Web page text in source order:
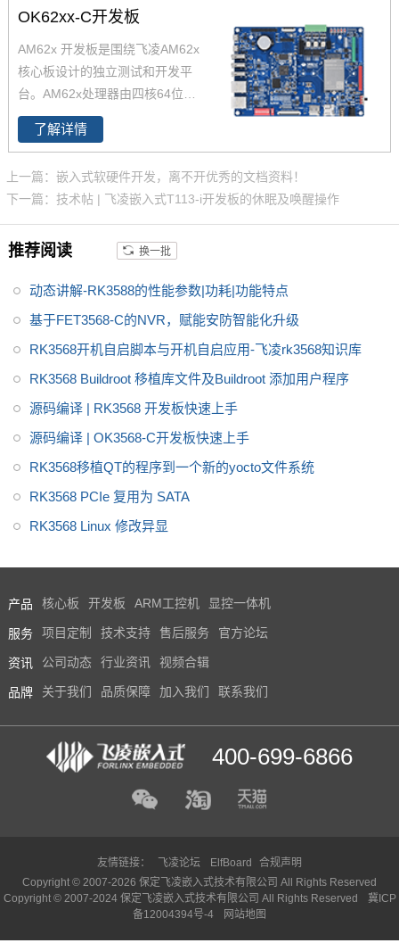
2x全系列处理器，提供单核、双
容，飞凌嵌入式已经适配AM625
4 AM6231 AM6232三款芯片为
您带来灵活的成本组合方案，AM
62x可应用于广泛的工业环境，
如人机界面(HMI)、工业计算机、
控制单元(TCU)、医疗设备等。
OK62xx-C开发板
AM62x 开发板是围绕飞凌AM62x
核心板设计的独立测试和开发平
台。AM62x处理器由四核64位Ar
m -Cortex -A53微处理器 和Cort
ex-M4F组成。AM62x开发板整
进行严苛的环境温度测试、压力
测试、长期稳定性运行测试，使
AM62x可在各种严苛环境稳定运
行
了解详情
上一篇：嵌入式软硬件开发，离不开优秀的文档资料！
下一篇：技术帖 | 飞凌嵌入式T113-i开发板的休眠及唤醒操作
推荐阅读 换一批
动态讲解-RK3588的性能参数|功耗|功能特点
基于FET3568-C的NVR，赋能安防智能化升级
RK3568开机自启脚本与开机自启应用-飞凌rk3568知识库
RK3568 Buildroot 移植库文件及Buildroot 添加用户程序
源码编译 | RK3568 开发板快速上手
源码编译 | OK3568-C开发板快速上手
RK3568移植QT的程序到一个新的yocto文件系统
RK3568 PCIe 复用为 SATA
RK3568 Linux 修改异显
产品 核心板 开发板 ARM工控机 显控一体机
服务 项目定制 技术支持 售后服务 官方论坛
资讯 公司动态 行业资讯 视频合辑
品牌 关于我们 品质保障 加入我们 联系我们
400-699-6866
友情链接： 飞凌论坛 ElfBoard
合规声明
Copyright © 2007-2026 保定飞凌嵌入式技术有限公司 All Rights Reserved
Copyright © 2007-2024 保定飞凌嵌入式技术有限公司 All Rights Reserved
冀ICP
备12004394号-4
网站地图